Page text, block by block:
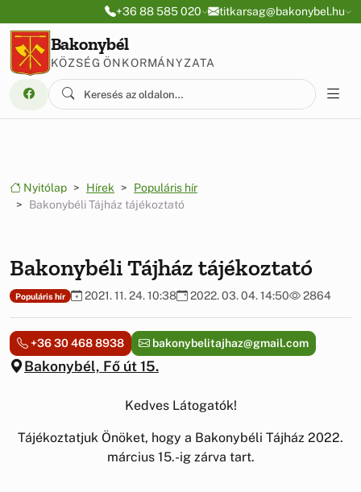
Ugrás a menüre
Ugrás a tartalomra+36 88 585 020 titkarsag@bakonybel.hu
Bakonybél
KÖZSÉG ÖNKORMÁNYZATA
Nyitólap Hírek
Populáris hír
Bakonybéli Tájház tájékoztató
Bakonybéli Tájház tájékoztató
Populáris hír 2021. 11. 24. 10:38 2022. 03. 04. 14:50 2864
Bakonybél, Fő út 15.
+36 30 468 8938 bakonybelitajhaz@gmail.com
Kedves Látogatók!
Tájékoztatjuk Önöket, hogy a Bakonybéli Tájház 2022.
március 15.-ig zárva tart.